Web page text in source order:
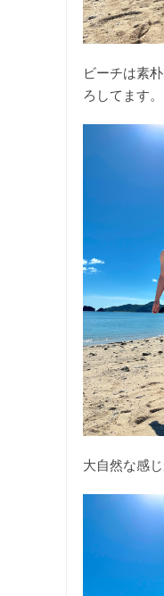
ビーチは素
ろしてます。
大自然な感